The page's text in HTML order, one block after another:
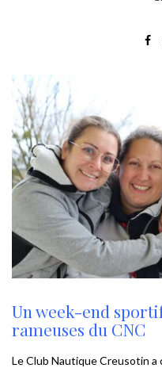
Un week-end
rameuses du CNC
Le Club Nautique Creusotin